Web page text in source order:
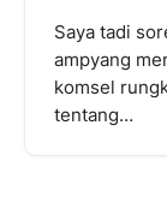
Saya tadi
ampyang
komsel
tentang…